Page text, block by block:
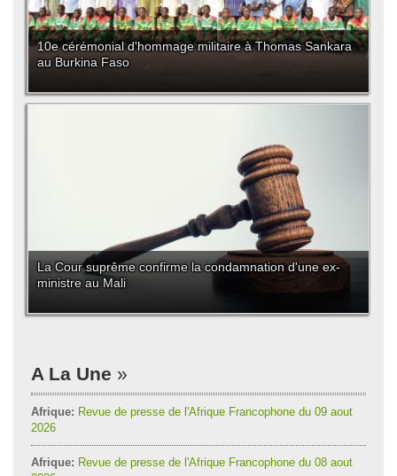
10e cérémonial d'hommage militaire à Thomas Sankara
au Burkina Faso
La Cour suprême confirme la condamnation d'une ex-
ministre au Mali
A La Une
Afrique: Revue de presse de l'Afrique Francophone du 09 aout
2026
Afrique: Revue de presse de l'Afrique Francophone du 08 aout